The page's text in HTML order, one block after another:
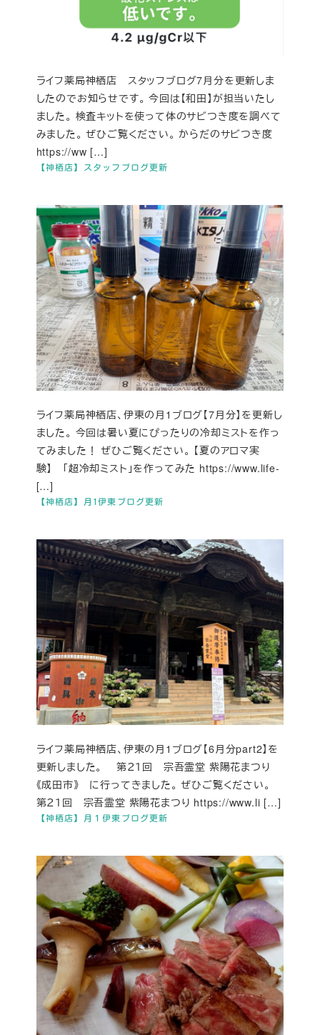
【神栖店】スタッフブログ更新
ライフ薬局神栖店 スタッフブログ7月分を更新しま
したのでお知らせです。 今回は【和田】が担当いたし
ました。 検査キットを使って体のサビつき度を調べて
みました。 ぜひご覧ください。 からだのサビつき度
https://ww […]
【神栖店】月1伊東ブログ更新
ライフ薬局神栖店、伊東の月1ブログ【7月分】を更新し
ました。 今回は暑い夏にぴったりの冷却ミストを作っ
てみました！ ぜひご覧ください。 【夏のアロマ実
験】 「超冷却ミスト」を作ってみた https://www.life-
[…]
【神栖店】月１伊東ブログ更新
ライフ薬局神栖店、伊東の月1ブログ【6月分part2】を
更新しました。 第２１回 宗吾霊堂 紫陽花まつり
《成田市》 に行ってきました。 ぜひご覧ください。
第２１回 宗吾霊堂 紫陽花まつり https://www.li […]